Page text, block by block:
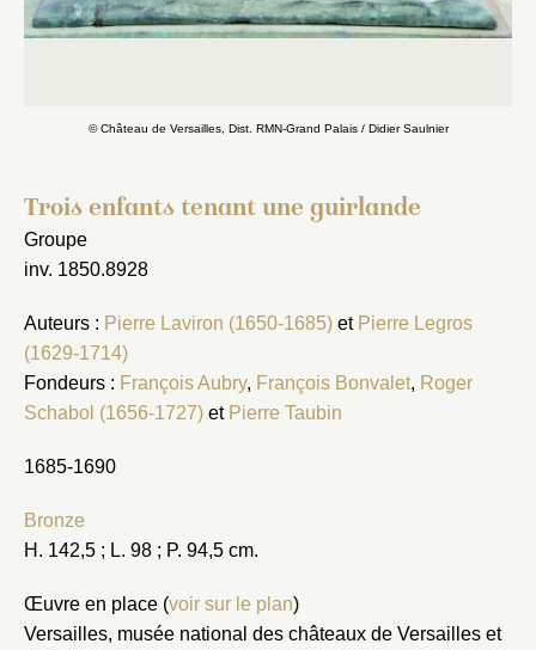
© Château de Versailles, Dist. RMN-Grand Palais / Didier Saulnier
Trois enfants tenant une guirlande
Groupe
inv. 1850.8928
Auteurs : Pierre Laviron (1650-1685) et Pierre Legros
(1629-1714)
Fondeurs : François Aubry, François Bonvalet, Roger
Schabol (1656-1727) et Pierre Taubin
1685-1690
Bronze
H. 142,5 ; L. 98 ; P. 94,5 cm.
Œuvre en place (voir sur le plan)
Versailles, musée national des châteaux de Versailles et